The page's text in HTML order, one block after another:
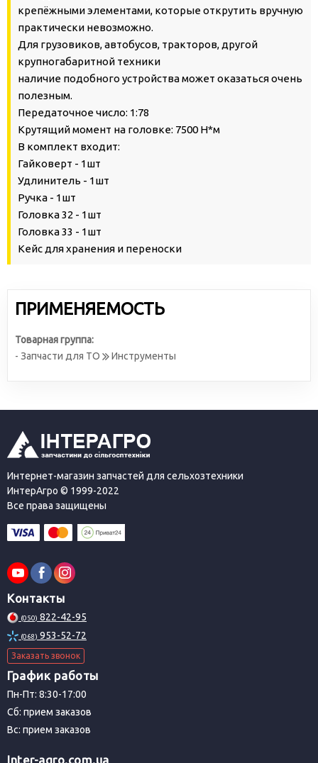
крепёжными элементами, которые открутить вручную
практически невозможно.
Для грузовиков, автобусов, тракторов, другой
крупногабаритной техники
наличие подобного устройства может оказаться очень
полезным.
Передаточное число: 1:78
Крутящий момент на головке: 7500 Н*м
В комплект входит:
Гайковерт - 1шт
Удлинитель - 1шт
Ручка - 1шт
Головка 32 - 1шт
Головка 33 - 1шт
Кейс для хранения и переноски
ПРИМЕНЯЕМОСТЬ
Товарная группа:
- Запчасти для ТО
Инструменты
Интернет-магазин запчастей для сельхозтехники
ИнтерАгро © 1999-2022
Все права защищены
Контакты
(050) 822-42-95
(068) 953-52-72
Заказать звонок
График работы
Пн-Пт: 8:30-17:00
Сб: прием заказов
Вс: прием заказов
Inter-agro.com.ua